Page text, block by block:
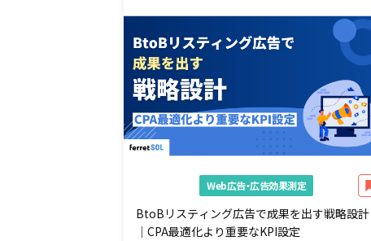
Web広告・広告効果測定
BtoBリスティング広告で成果を出す戦略設計
｜CPA最適化より重要なKPI設定